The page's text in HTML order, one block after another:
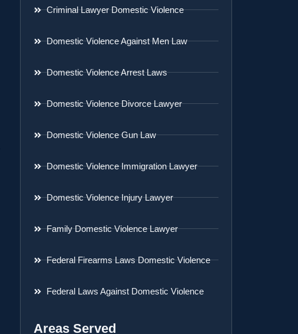
Criminal Lawyer Domestic Violence
Domestic Violence Against Men Law
Domestic Violence Arrest Laws
Domestic Violence Divorce Lawyer
Domestic Violence Gun Law
Domestic Violence Immigration Lawyer
Domestic Violence Injury Lawyer
Family Domestic Violence Lawyer
Federal Firearms Laws Domestic Violence
Federal Laws Against Domestic Violence
Areas Served